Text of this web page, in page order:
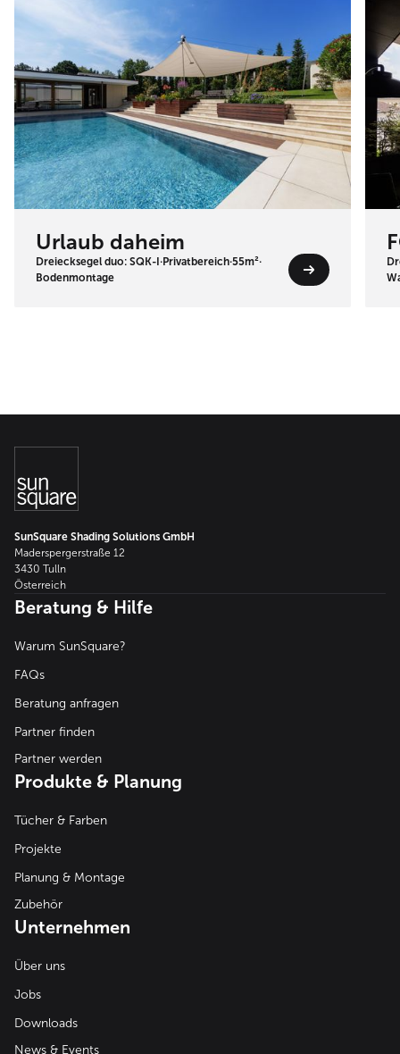
Urlaub daheim
Dreiecksegel duo: SQK-I·Privatbereich·55m²·
Bodenmontage
SunSquare Shading Solutions GmbH
Maderspergerstraße 12
3430 Tulln
Österreich
Beratung & Hilfe
Warum SunSquare?
FAQs
Beratung anfragen
Partner finden
Partner werden
Produkte & Planung
Tücher & Farben
Projekte
Planung & Montage
Zubehör
Unternehmen
Über uns
Jobs
Downloads
News & Events